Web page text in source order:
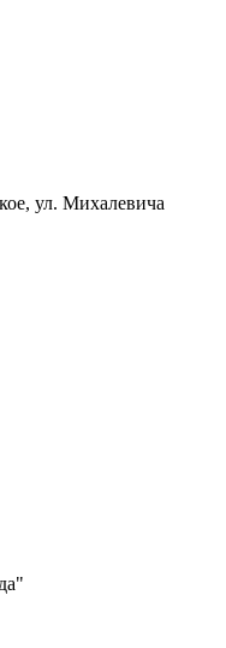
ул. Михалевича